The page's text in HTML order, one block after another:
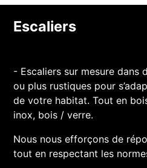
Escaliers
- Escaliers sur mesure dans
ou plus rustiques pour
de votre habitat. Tout en
inox, bois / verre.
Nous nous efforçons de
tout en respectant les